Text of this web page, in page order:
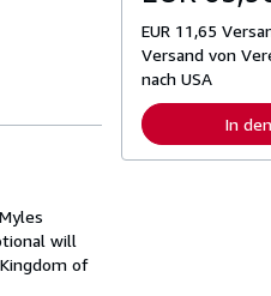
will
of
t
e
EUR 11,65
Versand von
nach USA
In